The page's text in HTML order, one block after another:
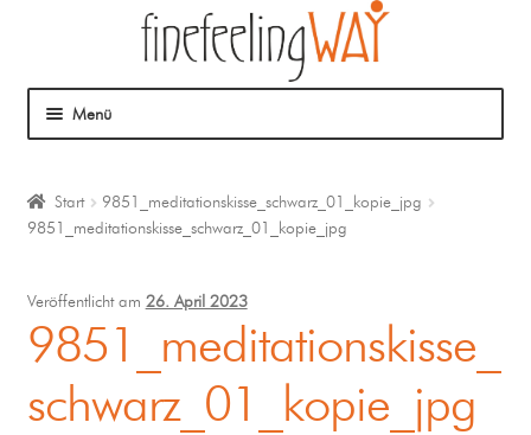
Menü
Mein Angebot
Coaching
Klangmassage
Start
9851_meditationskisse_schwarz_01_kopie_jpg
9851_meditationskisse_schwarz_01_kopie_jpg
Veröffentlicht am 26. April 2023
9851_meditationskisse_
schwarz_01_kopie_jpg